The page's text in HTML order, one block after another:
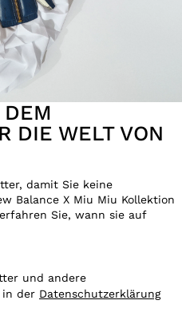
DIE WELT VON
damit Sie keine
Balance X Miu Miu Kollektion
Sie, wann sie auf
und andere
in der Datenschutzerklärung